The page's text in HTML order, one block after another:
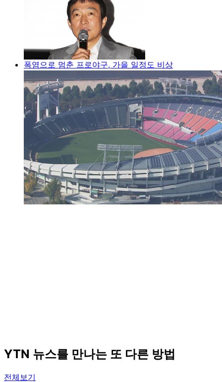
폭염으로 멈춘 프로야구, 가을 일정도 비상
YTN 뉴스를 만나는 또 다른 방법
전체보기